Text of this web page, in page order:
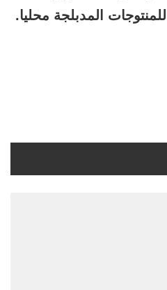
للمنتوجات المدبلجة محليا.